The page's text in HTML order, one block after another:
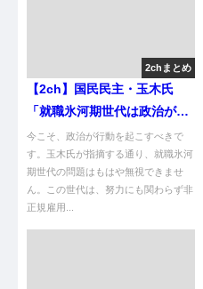
2chまとめ
【2ch】国民民主・玉木氏
「就職氷河期世代は政治が作
った、政治が責任を取るべ
き」不本意に非正規雇用で働
く人が50万人 ★2 [お断り★]
今こそ、政治が行動を起こすべきで
す。玉木氏が指摘する通り、就職氷河
期世代の問題はもはや無視できませ
ん。この世代は、努力にも関わらず非
正規雇用...